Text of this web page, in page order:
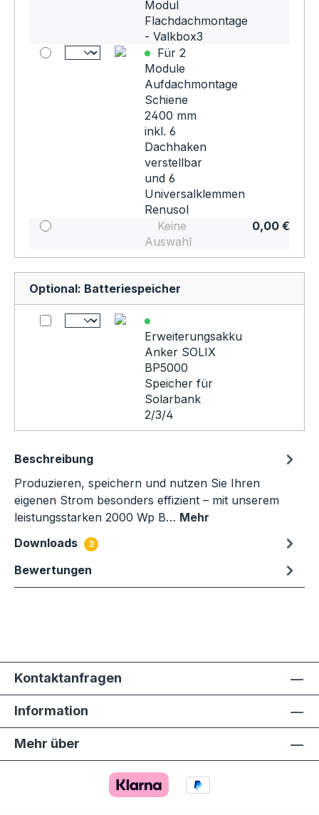
Modul
Flachdachmontage
- Valkbox3
Für 2
Module
Aufdachmontage
Schiene
2400 mm
inkl. 6
Dachhaken
verstellbar
und 6
Universalklemmen
Renusol
Keine
Auswahl
0,00 €
Optional: Batteriespeicher
Erweiterungsakku
Anker SOLIX
BP5000
Speicher für
Solarbank
2/3/4
Beschreibung
Produzieren, speichern und nutzen Sie Ihren
eigenen Strom besonders effizient – mit unserem
leistungsstarken 2000 Wp B… Mehr
Downloads
3
Bewertungen
Kontaktanfragen
Information
Mehr über